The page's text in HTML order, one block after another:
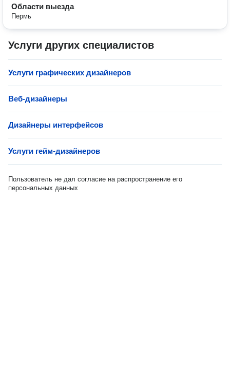
Области выезда
Пермь
Услуги других специалистов
Услуги графических дизайнеров
Веб-дизайнеры
Дизайнеры интерфейсов
Услуги гейм-дизайнеров
Пользователь не дал согласие на распространение его
персональных данных